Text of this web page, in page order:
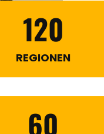
120
REGIONEN
60